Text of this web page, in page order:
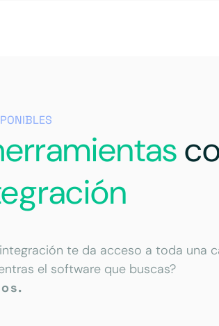
te da acceso a toda una
el software que buscas?